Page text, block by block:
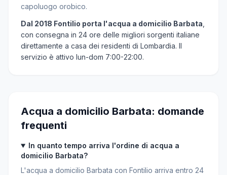
capoluogo orobico.
Dal 2018 Fontilio porta l'acqua a domicilio Barbata
con consegna in 24 ore delle migliori sorgenti italiane
direttamente a casa dei residenti di Lombardia. Il
servizio è attivo lun-dom 7:00-22:00.
Acqua a domicilio Barbata: domande
frequenti
In quanto tempo arriva l'ordine di acqua a
domicilio Barbata?
L'acqua a domicilio Barbata con Fontilio arriva entro 24